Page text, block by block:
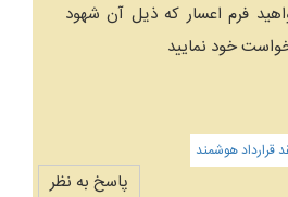
فرم اعسار که ذیل آن شهود
خود نمایید
قرارداد هوشمند
پاسخ به نظر